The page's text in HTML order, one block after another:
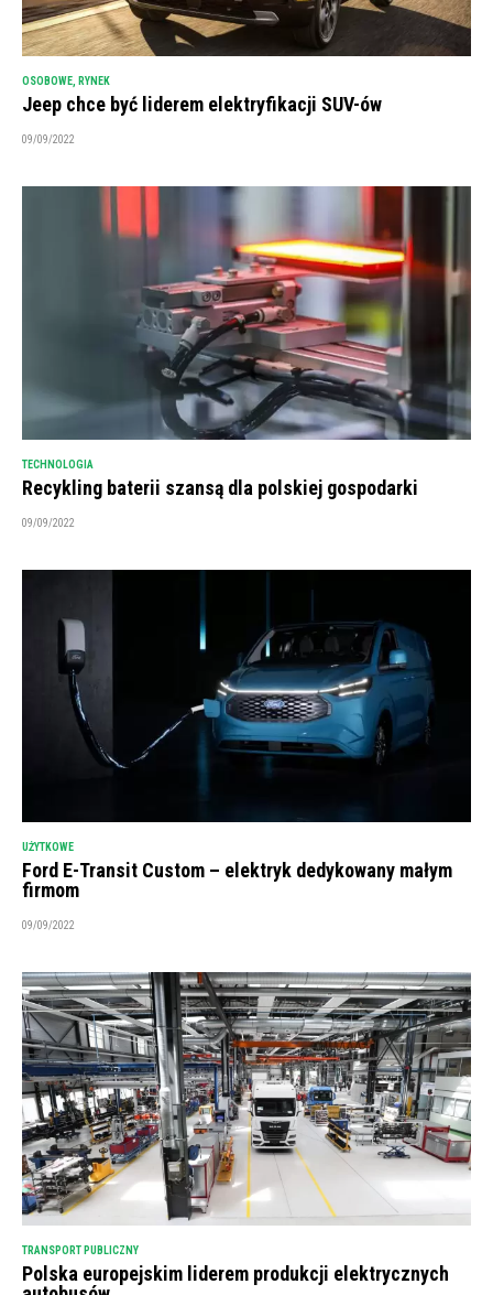
OSOBOWE RYNEK
Jeep chce być liderem elektryfikacji SUV-ów
09/09/2022
TECHNOLOGIA
Recykling baterii szansą dla polskiej gospodarki
09/09/2022
UŻYTKOWE
Ford E-Transit Custom – elektryk dedykowany małym
firmom
09/09/2022
TRANSPORT PUBLICZNY
Polska europejskim liderem produkcji elektrycznych